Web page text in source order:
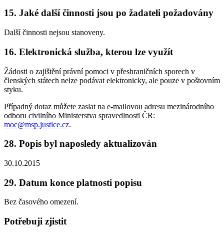
15. Jaké další činnosti jsou po žadateli požadovány
Další činnosti nejsou stanoveny.
16. Elektronická služba, kterou lze využít
Žádosti o zajištění právní pomoci v přeshraničních sporech v
členských státech nelze podávat elektronicky, ale pouze v poštovním
styku.
Případný dotaz můžete zaslat na e-mailovou adresu mezinárodního
odboru civilního Ministerstva spravedlnosti ČR:
moc@msp.justice.cz.
28. Popis byl naposledy aktualizován
30.10.2015
29. Datum konce platnosti popisu
Bez časového omezení.
Potřebuji zjistit